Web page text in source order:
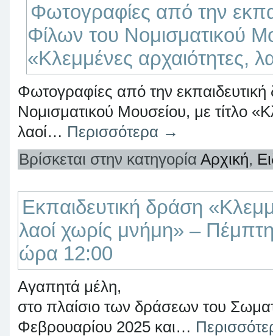
Φωτογραφίες από την
Φίλων του Νομισματικού
«Κλεμμένες αρχαιότητες,
Φωτογραφίες από την
Νομισματικού Μουσείου, με τίτλο
λαοί… Περισσότερα →
Βρίσκεται στην κατηγορία Αρχική,
Εκπαιδευτική δράση
λαοί χωρίς μνήμη» –
ώρα 12:00
Αγαπητά μέλη,
στο πλαίσιο των δράσεων του
Φεβρουαρίου 2025 και…